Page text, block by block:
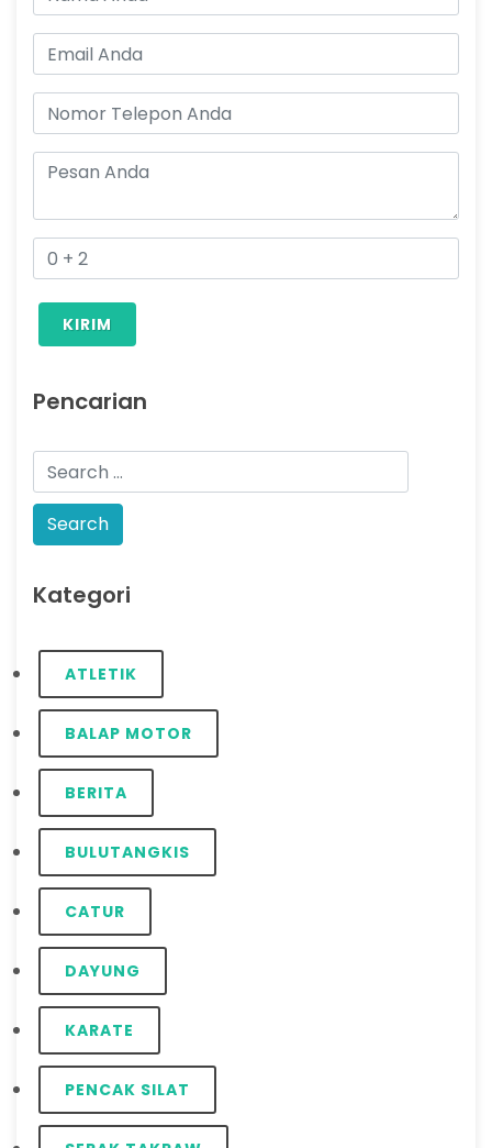
KIRIM
Pencarian
Kategori
ATLETIK
BALAP MOTOR
BERITA
BULUTANGKIS
CATUR
DAYUNG
KARATE
PENCAK SILAT